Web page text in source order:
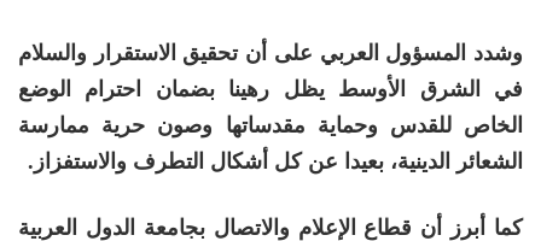
وشدد المسؤول العربي على أن تحقيق الاستقرار والسلام
في الشرق الأوسط يظل رهينا بضمان احترام الوضع
الخاص للقدس وحماية مقدساتها وصون حرية ممارسة
الشعائر الدينية، بعيدا عن كل أشكال التطرف والاستفزاز .
كما أبرز أن قطاع الإعلام والاتصال بجامعة الدول العربية